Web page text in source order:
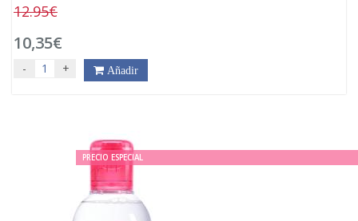
12.95€
10,35€
- + Añadir
PRECIO ESPECIAL